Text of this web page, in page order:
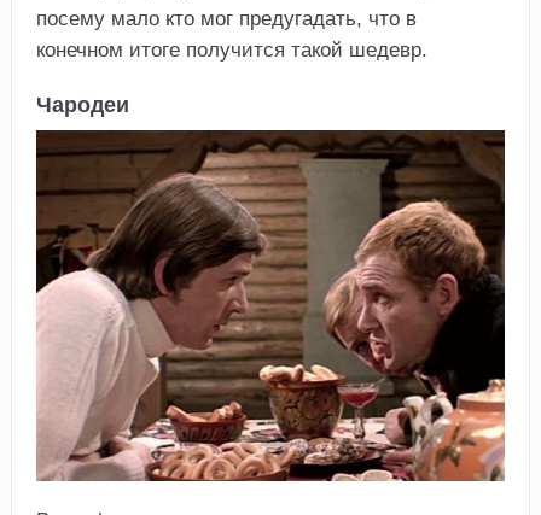
посему мало кто мог предугадать, что в
конечном итоге получится такой шедевр.
Чародеи